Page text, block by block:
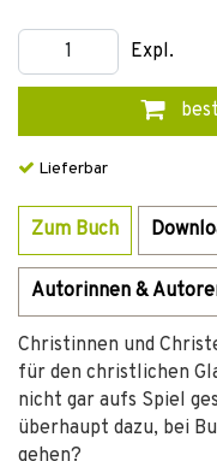
Expl.
Lieferbar
Zum Buch
Autorinnen &
Christinnen und
für den christlichen
nicht gar aufs Spiel
überhaupt dazu, bei
gehen?